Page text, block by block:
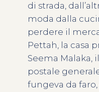
di strada,
moda dalla
perdere il
Pettah, la casa
Seema Malaka,
postale
fungeva da